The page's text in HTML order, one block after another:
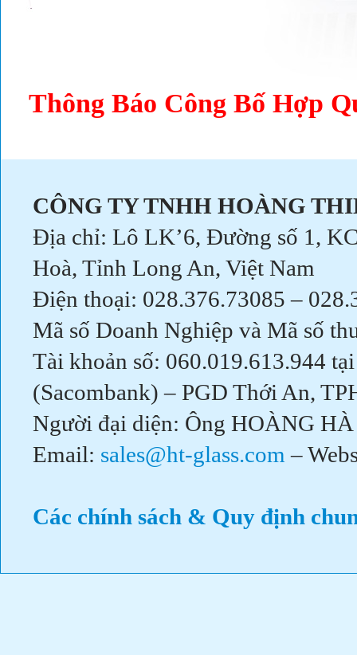
Thông Báo Công Bố Hợp
CÔNG TY TNHH HOÀNG
Địa chỉ: Lô LK’6, Đường số 1,
Hoà, Tỉnh Long An, Việt Nam
Điện thoại: 028.376.73085 –
Mã số Doanh Nghiệp và Mã số
Tài khoản số: 060.019.613.944
(Sacombank) – PGD Thới An,
Người đại diện: Ông HOÀNG
Email: sales@ht-glass.com –
Các chính sách & Quy định